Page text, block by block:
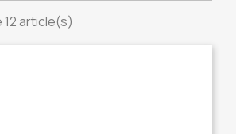
12 article(s)